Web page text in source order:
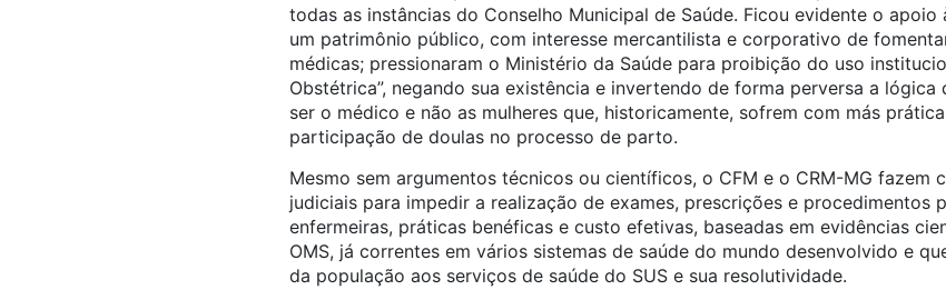
todas as instâncias do Conselho Municipal de Saúde. Ficou evidente o
um patrimônio público, com interesse mercantilista e corporativo de
médicas; pressionaram o Ministério da Saúde para proibição do uso
Obstétrica”, negando sua existência e invertendo de forma perversa a
ser o médico e não as mulheres que, historicamente, sofrem com más
participação de doulas no processo de parto.
Mesmo sem argumentos técnicos ou científicos, o CFM e o CRM-MG fazem
judiciais para impedir a realização de exames, prescrições e procedimentos
enfermeiras, práticas benéficas e custo efetivas, baseadas em evidências
OMS, já correntes em vários sistemas de saúde do mundo desenvolvido e
da população aos serviços de saúde do SUS e sua resolutividade.